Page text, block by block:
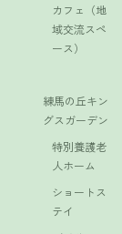
カフェ（地
域交流スペ
ース）
練馬の丘キン
グスガーデン
特別養護老
人ホーム
ショートス
テイ